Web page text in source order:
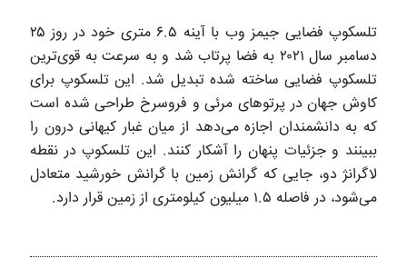
تلسکوپ فضایی جیمز وب با آینه ۶.۵ متری خود در روز ۲۵
دسامبر سال ۲۰۲۱ به فضا پرتاب شد و به سرعت به قوی‌ترین
تلسکوپ فضایی ساخته شده تبدیل شد. این تلسکوپ برای
کاوش جهان در پرتوهای مرئی و فروسرخ طراحی شده است
که به دانشمندان اجازه می‌دهد از میان غبار کیهانی درون را
ببینند و جزئیات پنهان را آشکار کنند. این تلسکوپ در نقطه
لاگرانژ دو، جایی که گرانش زمین با گرانش خورشید متعادل
می‌شود، در فاصله ۱.۵ میلیون کیلومتری از زمین قرار دارد.